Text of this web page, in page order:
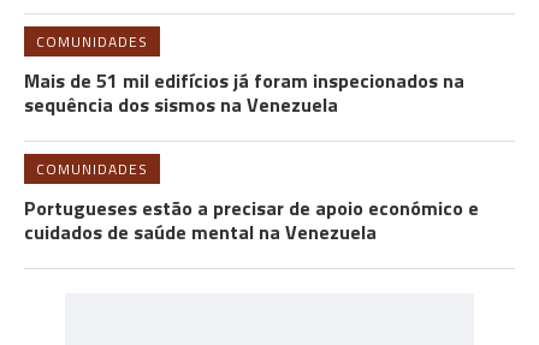
COMUNIDADES
Mais de 51 mil edifícios já foram inspecionados na
sequência dos sismos na Venezuela
COMUNIDADES
Portugueses estão a precisar de apoio económico e
cuidados de saúde mental na Venezuela